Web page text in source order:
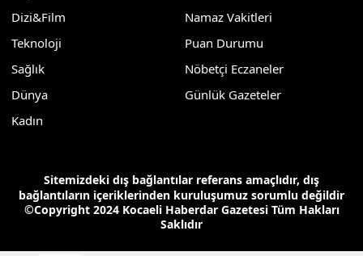
Dizi&Film
Teknoloji
Sağlık
Dünya
Kadın
Namaz Vakitleri
Puan Durumu
Nöbetçi Eczaneler
Günlük Gazeteler
Sitemizdeki dış bağlantılar referans amaçlıdır, dış
bağlantıların içeriklerinden kuruluşumuz sorumlu değildir
©Copyright 2024 Kocaeli Haberdar Gazetesi Tüm Hakları
Saklıdır